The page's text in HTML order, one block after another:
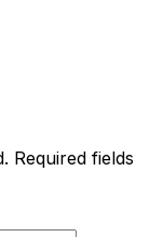
Required fields